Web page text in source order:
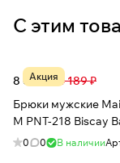
С этим
Акция
8 692 ₽14 189 ₽
Брюки мужские
M PNT-218 Biscay
0 0 В наличии